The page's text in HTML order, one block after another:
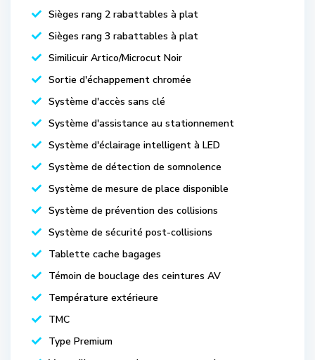
Sièges rang 2 rabattables à plat
Sièges rang 3 rabattables à plat
Similicuir Artico/Microcut Noir
Sortie d'échappement chromée
Système d'accès sans clé
Système d'assistance au stationnement
Système d'éclairage intelligent à LED
Système de détection de somnolence
Système de mesure de place disponible
Système de prévention des collisions
Système de sécurité post-collisions
Tablette cache bagages
Témoin de bouclage des ceintures AV
Température extérieure
TMC
Type Premium